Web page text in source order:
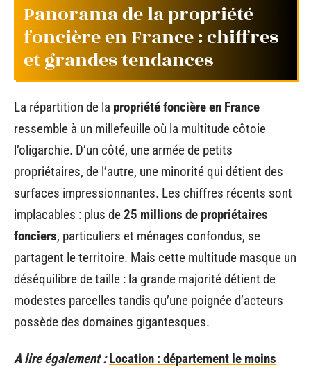
Panorama de la propriété
foncière en France : chiffres
et grandes tendances
La répartition de la propriété foncière en France
ressemble à un millefeuille où la multitude côtoie
l’oligarchie. D’un côté, une armée de petits
propriétaires, de l’autre, une minorité qui détient des
surfaces impressionnantes. Les chiffres récents sont
implacables : plus de25 millions de propriétaires
fonciers, particuliers et ménages confondus, se
partagent le territoire. Mais cette multitude masque un
déséquilibre de taille : la grande majorité détient de
modestes parcelles tandis qu’une poignée d’acteurs
possède des domaines gigantesques.
A lire également : Location : département le moins